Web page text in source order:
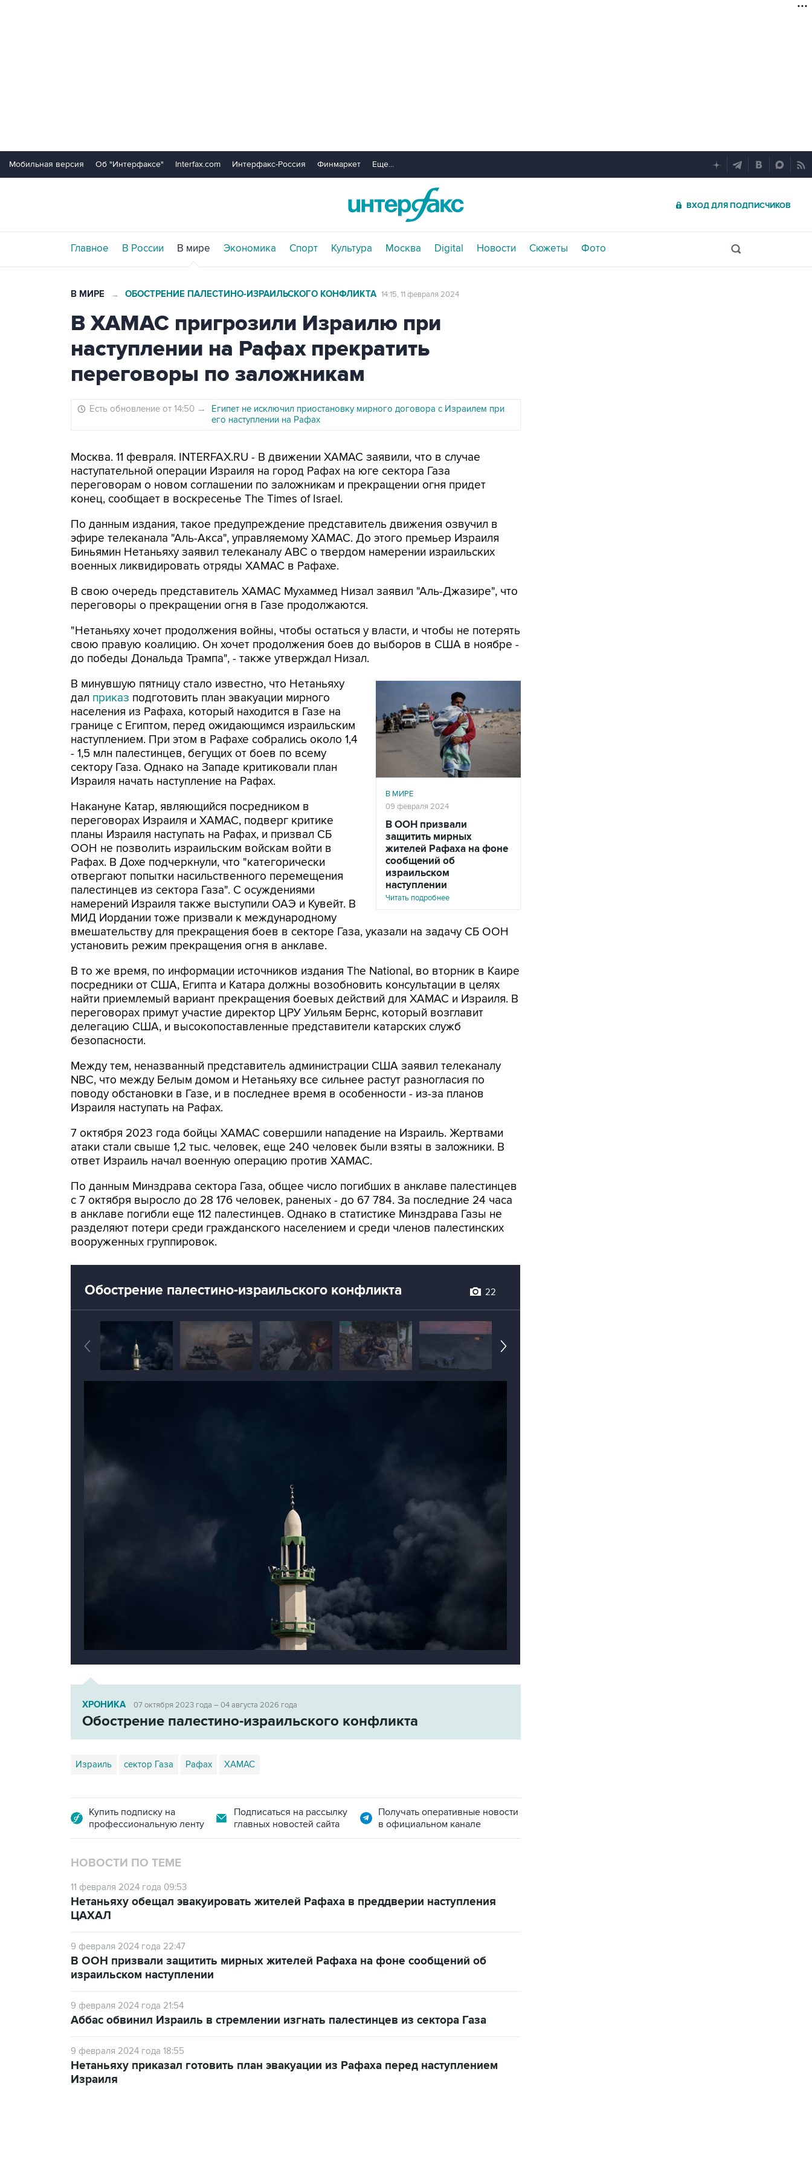
Мобильная версия Об "Интерфаксе" Interfax.com Интерфакс-Россия Финмаркет Еще...
ВХОД ДЛЯ ПОДПИСЧИКОВ
Главное В России В мире Экономика Спорт Культура Москва Digital Новости Сюжеты Фото
В МИРЕ → ОБОСТРЕНИЕ ПАЛЕСТИНО-ИЗРАИЛЬСКОГО КОНФЛИКТА 14:15, 11 февраля 2024
В ХАМАС пригрозили Израилю при
наступлении на Рафах прекратить
переговоры по заложникам
Есть обновление от 14:50 →
Египет не исключил приостановку мирного договора с Израилем при
его наступлении на Рафах
Москва. 11 февраля. INTERFAX.RU - В движении ХАМАС заявили, что в случае
наступательной операции Израиля на город Рафах на юге сектора Газа
переговорам о новом соглашении по заложникам и прекращении огня придет
конец, сообщает в воскресенье The Times of Israel.
По данным издания, такое предупреждение представитель движения озвучил в
эфире телеканала "Аль-Акса", управляемому ХАМАС. До этого премьер Израиля
Биньямин Нетаньяху заявил телеканалу ABC о твердом намерении израильских
военных ликвидировать отряды ХАМАС в Рафахе.
В свою очередь представитель ХАМАС Мухаммед Низал заявил "Аль-Джазире", что
переговоры о прекращении огня в Газе продолжаются.
"Нетаньяху хочет продолжения войны, чтобы остаться у власти, и чтобы не потерять
свою правую коалицию. Он хочет продолжения боев до выборов в США в ноябре -
до победы Дональда Трампа", - также утверждал Низал.
В МИРЕ
09 февраля 2024
В ООН призвали
защитить мирных
жителей Рафаха на фоне
сообщений об
израильском
наступлении
Читать подробнее
В минувшую пятницу стало известно, что Нетаньяху
дал приказ подготовить план эвакуации мирного
населения из Рафаха, который находится в Газе на
границе с Египтом, перед ожидающимся израильским
наступлением. При этом в Рафахе собрались около 1,4
- 1,5 млн палестинцев, бегущих от боев по всему
сектору Газа. Однако на Западе критиковали план
Израиля начать наступление на Рафах.
Накануне Катар, являющийся посредником в
переговорах Израиля и ХАМАС, подверг критике
планы Израиля наступать на Рафах, и призвал СБ
ООН не позволить израильским войскам войти в
Рафах. В Дохе подчеркнули, что "категорически
отвергают попытки насильственного перемещения
палестинцев из сектора Газа". С осуждениями
намерений Израиля также выступили ОАЭ и Кувейт. В
МИД Иордании тоже призвали к международному
вмешательству для прекращения боев в секторе Газа, указали на задачу СБ ООН
установить режим прекращения огня в анклаве.
В то же время, по информации источников издания The National, во вторник в Каире
посредники от США, Египта и Катара должны возобновить консультации в целях
найти приемлемый вариант прекращения боевых действий для ХАМАС и Израиля. В
переговорах примут участие директор ЦРУ Уильям Бернс, который возглавит
делегацию США, и высокопоставленные представители катарских служб
безопасности.
Между тем, неназванный представитель администрации США заявил телеканалу
NBC, что между Белым домом и Нетаньяху все сильнее растут разногласия по
поводу обстановки в Газе, и в последнее время в особенности - из-за планов
Израиля наступать на Рафах.
7 октября 2023 года бойцы ХАМАС совершили нападение на Израиль. Жертвами
атаки стали свыше 1,2 тыс. человек, еще 240 человек были взяты в заложники. В
ответ Израиль начал военную операцию против ХАМАС.
По данным Минздрава сектора Газа, общее число погибших в анклаве палестинцев
с 7 октября выросло до 28 176 человек, раненых - до 67 784. За последние 24 часа
в анклаве погибли еще 112 палестинцев. Однако в статистике Минздрава Газы не
разделяют потери среди гражданского населением и среди членов палестинских
вооруженных группировок.
Обострение палестино-израильского конфликта 22
ХРОНИКА 07 октября 2023 года – 04 августа 2026 года
Обострение палестино-израильского конфликта
Израиль сектор Газа Рафах ХАМАС
Купить подписку на
профессиональную ленту
Подписаться на рассылку
главных новостей сайта
Получать оперативные новости
в официальном канале
НОВОСТИ ПО ТЕМЕ
11 февраля 2024 года 09:53
Нетаньяху обещал эвакуировать жителей Рафаха в преддверии наступления
ЦАХАЛ
9 февраля 2024 года 22:47
В ООН призвали защитить мирных жителей Рафаха на фоне сообщений об
израильском наступлении
9 февраля 2024 года 21:54
Аббас обвинил Израиль в стремлении изгнать палестинцев из сектора Газа
9 февраля 2024 года 18:55
Нетаньяху приказал готовить план эвакуации из Рафаха перед наступлением
Израиля